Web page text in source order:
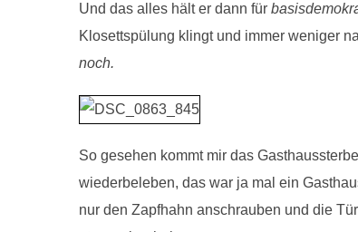
Und das alles hält er dann für
Klosettspülung klingt und immer weniger
noch.
So gesehen kommt mir das
wiederbeleben, das war ja mal ein
nur den Zapfhahn anschrauben und die